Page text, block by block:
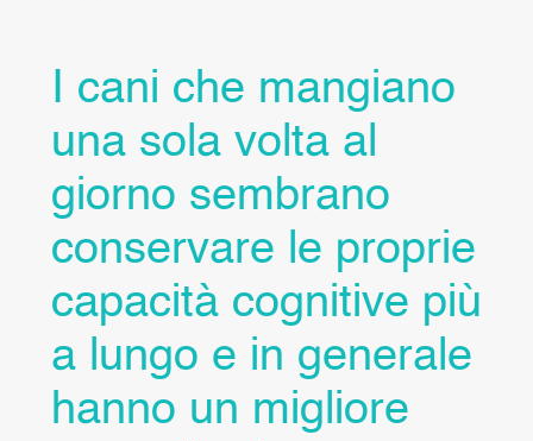
I cani che mangiano
una sola volta al
giorno sembrano
conservare le proprie
capacità cognitive più
a lungo e in generale
hanno un migliore